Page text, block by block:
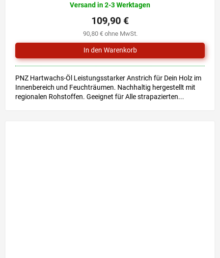
Versand in 2-3 Werktagen
90,80 € ohne MwSt.
109,90 €
PNZ Hartwachs-Öl Leistungsstarker Anstrich für Dein Holz im
Innenbereich und Feuchträumen. Nachhaltig hergestellt mit
regionalen Rohstoffen. Geeignet für Alle strapazierten...